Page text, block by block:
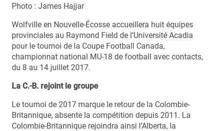
Photo : James Hajjar
Wolfville en Nouvelle-Écosse accueillera huit équipes
provinciales au Raymond Field de l’Université Acadia
pour le tournoi de la Coupe Football Canada,
championnat national MU-18 de football avec contacts,
du 8 au 14 juillet 2017.
La C.-B. rejoint le groupe
Le tournoi de 2017 marque le retour de la Colombie-
Britannique, absente la compétition depuis 2011. La
Colombie-Britannique rejoindra ainsi l’Alberta, la